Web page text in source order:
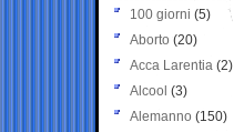
100 giorni (5)
Aborto (20)
Acca Larentia (2)
Alcool (3)
Alemanno (150)